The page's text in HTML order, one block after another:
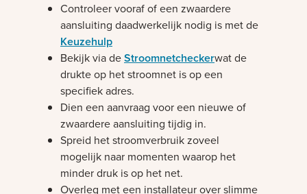
Controleer vooraf of een zwaardere
aansluiting daadwerkelijk nodig is met de
Keuzehulp
Bekijk via deStroomnetcheckerwat de
drukte op het stroomnet is op een
specifiek adres.
Dien een aanvraag voor een nieuwe of
zwaardere aansluiting tijdig in.
Spreid het stroomverbruik zoveel
mogelijk naar momenten waarop het
minder druk is op het net.
Overleg met een installateur over slimme